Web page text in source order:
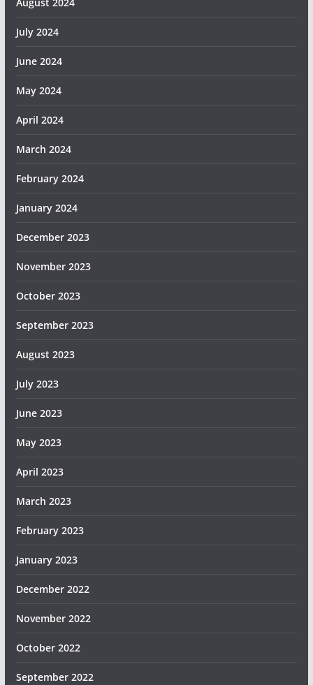
July 2024
June 2024
May 2024
April 2024
March 2024
February 2024
January 2024
December 2023
November 2023
October 2023
September 2023
August 2023
July 2023
June 2023
May 2023
April 2023
March 2023
February 2023
January 2023
December 2022
November 2022
October 2022
September 2022